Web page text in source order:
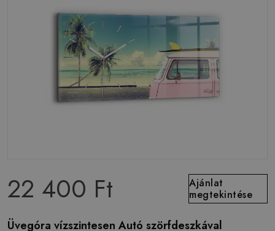
22 400 Ft
Ajánlat
megtekintése
Üvegóra vízszintesen Autó szörfdeszkával